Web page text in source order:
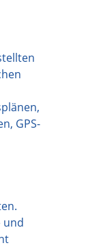
GPS-
und